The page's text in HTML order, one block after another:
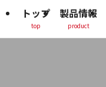
トップ
top
製品情報
product